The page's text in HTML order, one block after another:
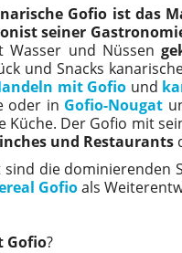
Gofio ist das
seiner
Wasser und Nüssen
und Snacks
mit Gofio und
oder in Gofio-Nougat
Küche. Der Gofio mit
und Restaurants
sind die dominierenden
Gofioals
Gofio?